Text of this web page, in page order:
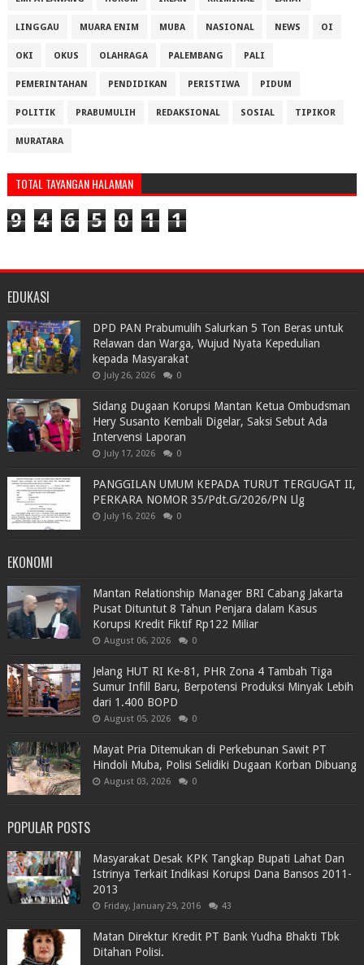
LINGGAU MUARA ENIM MUBA NASIONAL NEWS OI
OKI OKUS OLAHRAGA PALEMBANG PALI
PEMERINTAHAN PENDIDIKAN PERISTIWA PIDUM
POLITIK PRABUMULIH REDAKSIONAL SOSIAL TIPIKOR
MURATARA
TOTAL TAYANGAN HALAMAN
9 4 6 5 0 1 1
EDUKASI
DPD PAN Prabumulih Salurkan 5 Ton Beras untuk
Relawan dan Warga, Wujud Nyata Kepedulian
kepada Masyarakat
July 26, 2026 0
Sidang Dugaan Korupsi Mantan Ketua Ombudsman
Hery Susanto Kembali Digelar, Saksi Sebut Ada
Intervensi Laporan
July 17, 2026 0
PANGGILAN UMUM KEPADA TURUT TERGUGAT II,
PERKARA NOMOR 35/Pdt.G/2026/PN Llg
July 16, 2026 0
EKONOMI
Mantan Relationship Manager BRI Cabang Jakarta
Pusat Dituntut 8 Tahun Penjara dalam Kasus
Korupsi Kredit Fiktif Rp122 Miliar
August 06, 2026 0
Jelang HUT RI Ke-81, PHR Zona 4 Tambah Tiga
Sumur Infill Baru, Berpotensi Produksi Minyak Lebih
dari 1.400 BOPD
August 05, 2026 0
Mayat Pria Ditemukan di Perkebunan Sawit PT
Hindoli Muba, Polisi Selidiki Dugaan Korban Dibuang
August 03, 2026 0
POPULAR POSTS
Masyarakat Desak KPK Tangkap Bupati Lahat Dan
Istrinya Terkait Indikasi Korupsi Dana Bansos 2011-
2013
Friday, January 29, 2016 43
Matan Direktur Kredit PT Bank Yudha Bhakti Tbk
Ditahan Polisi.